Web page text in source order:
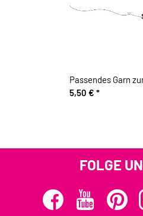
Passendes Garn
5,50 € *
FOLGE